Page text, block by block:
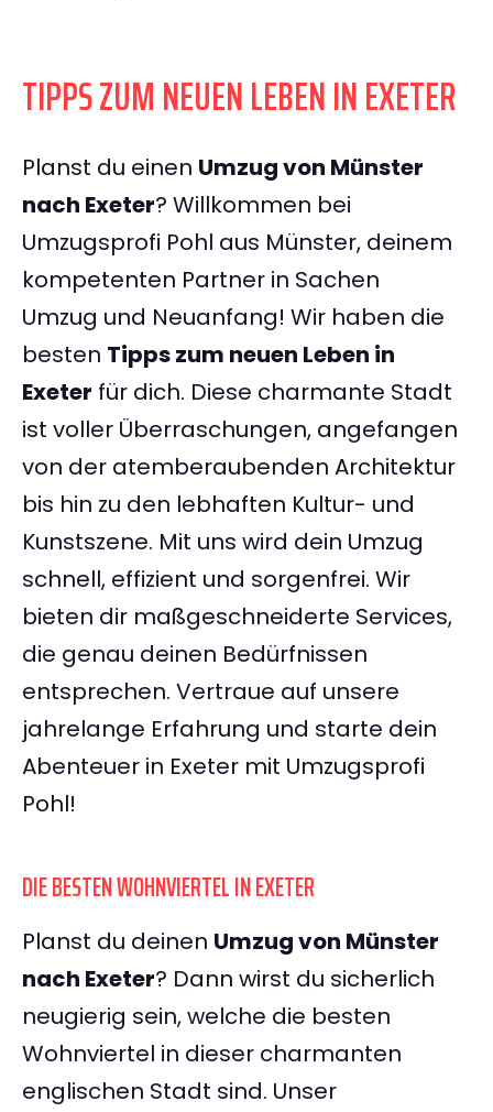
TIPPS ZUM NEUEN LEBEN IN EXETER
Planst du einen Umzug von Münster
nach Exeter? Willkommen bei
Umzugsprofi Pohl aus Münster, deinem
kompetenten Partner in Sachen
Umzug und Neuanfang! Wir haben die
besten Tipps zum neuen Leben in
Exeter für dich. Diese charmante Stadt
ist voller Überraschungen, angefangen
von der atemberaubenden Architektur
bis hin zu den lebhaften Kultur- und
Kunstszene. Mit uns wird dein Umzug
schnell, effizient und sorgenfrei. Wir
bieten dir maßgeschneiderte Services,
die genau deinen Bedürfnissen
entsprechen. Vertraue auf unsere
jahrelange Erfahrung und starte dein
Abenteuer in Exeter mit Umzugsprofi
Pohl!
DIE BESTEN WOHNVIERTEL IN EXETER
Planst du deinen Umzug von Münster
nach Exeter? Dann wirst du sicherlich
neugierig sein, welche die besten
Wohnviertel in dieser charmanten
englischen Stadt sind. Unser